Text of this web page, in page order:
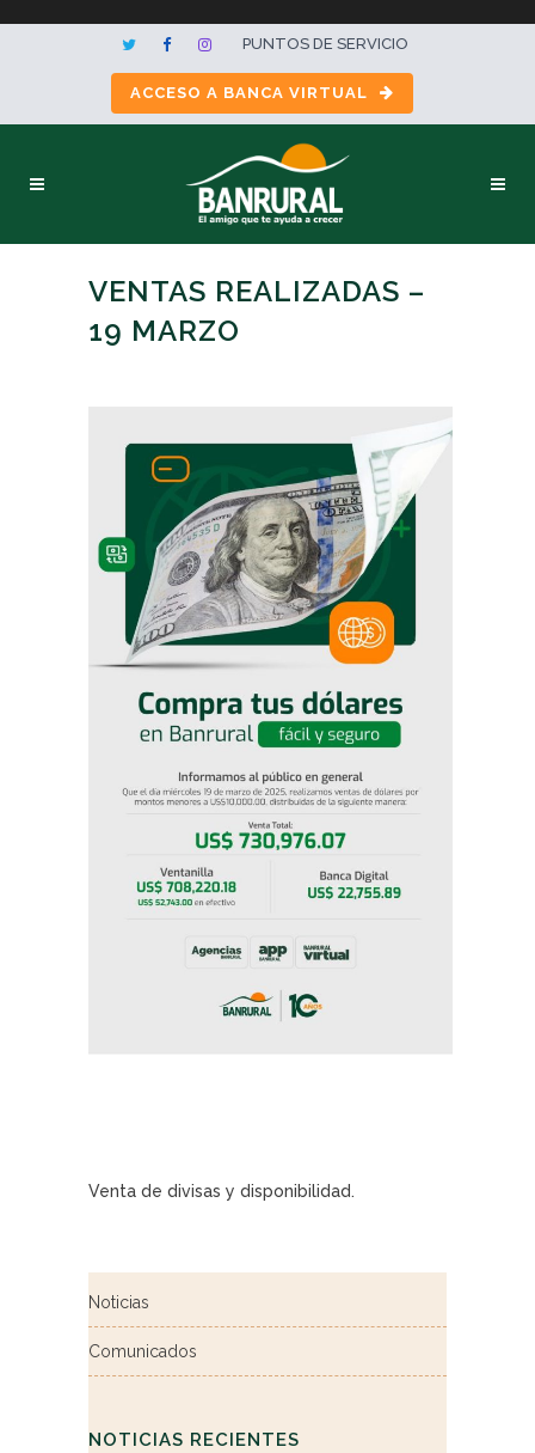
PUNTOS DE SERVICIO
ACCESO A BANCA VIRTUAL
VENTAS REALIZADAS –
19 MARZO
Venta de divisas y disponibilidad.
Noticias
Comunicados
NOTICIAS RECIENTES